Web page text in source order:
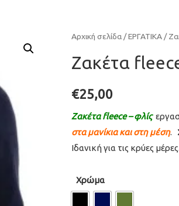
Αρχική σελίδα /ΕΡΓΑΤΙΚΑ /
Ζακέτα
€25,00
Ζακέτα fleece – φλίς
στα μανίκια και στη μέση.
Ιδανική για τις κρύες
Χρώμα